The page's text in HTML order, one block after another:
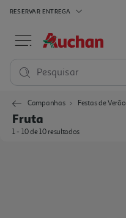
RESERVAR ENTREGA
Pesquisar
Campanhas Festas de Verão
Fruta
1 - 10 de 10 resultados